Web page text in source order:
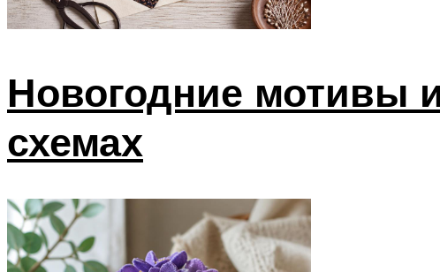
Новогодние мотивы
схемах